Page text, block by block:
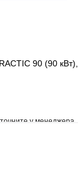
90 (90 кВт),
у менеджера